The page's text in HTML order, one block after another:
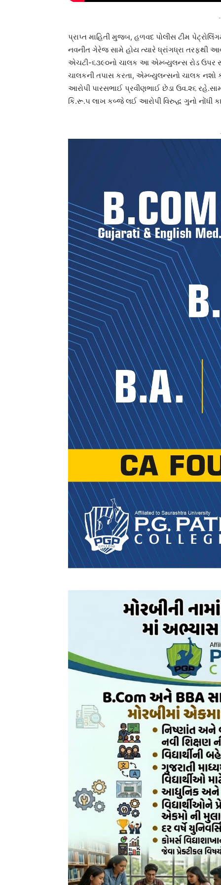
પ્રાપ્ત માહિતી મુજબ, હળવદ પોલીસ ટીમ
નવનીત ગેરેજ સામે હોય ત્યારે ધ્રાંગધ્રા તરફથી
એચટી-૬૩૯૦નો ચાલક આ એમ્બ્યુલન્સ રોડ ઉપર
ચાલકની તપાસ કરતા, એમ્બ્યુલન્સનો ચાલક
આરોપી પારસભાઈ પ્રવીણભાઈ છેડા ઉવ.૨૬
કિ.રૂ.૫ લાખ કબ્જે લઈ આરોપી વિરુદ્ધ ગુનો નોંધી